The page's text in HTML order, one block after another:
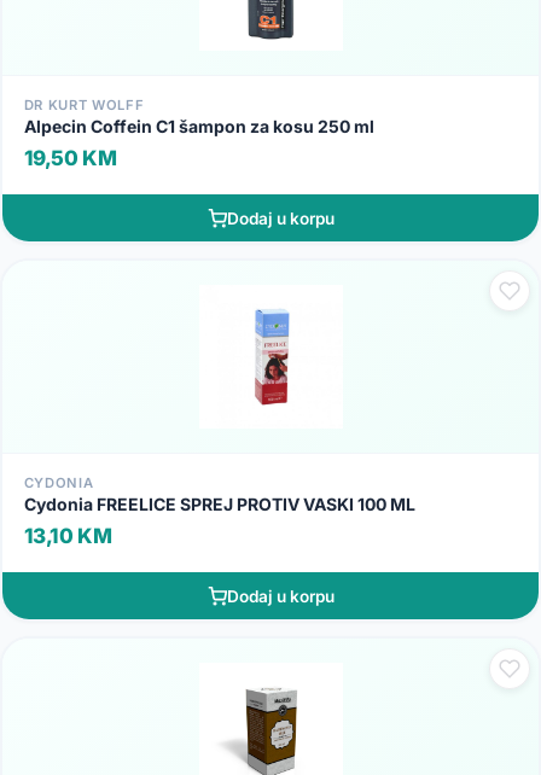
DR KURT WOLFF
Alpecin Coffein C1 šampon za kosu 250 ml
19,50 KM
Dodaj u korpu
CYDONIA
Cydonia FREELICE SPREJ PROTIV VASKI 100 ML
13,10 KM
Dodaj u korpu